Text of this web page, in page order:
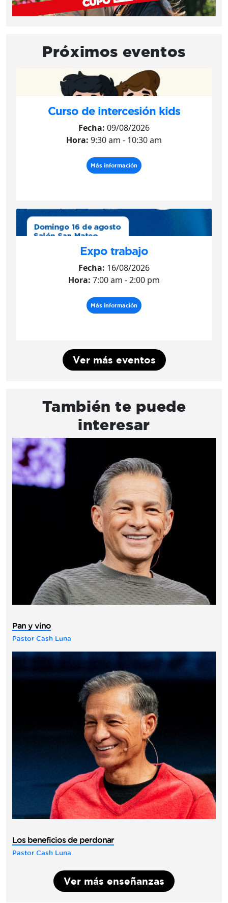
Próximos eventos
Curso de intercesión kids
Fecha: 09/08/2026
Hora: 9:30 am - 10:30 am
Más información
Expo trabajo
Fecha: 16/08/2026
Hora: 7:00 am - 2:00 pm
Más información
Ver más eventos
También te puede
interesar
Pan y vino
Pastor Cash Luna
Los beneficios de perdonar
Pastor Cash Luna
Ver más enseñanzas